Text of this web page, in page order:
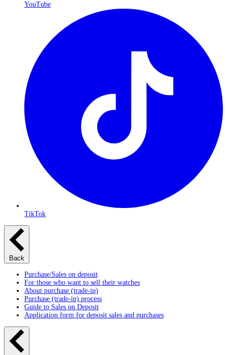
YouTube
TikTok
Back
Purchase/Sales on deposit
For those who want to sell their watches
About purchase (trade-in)
Purchase (trade-in) process
Guide to Sales on Deposit
Application form for deposit sales and purchases